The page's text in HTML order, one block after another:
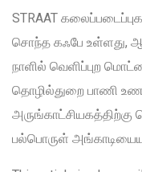
STRAAT
சொந்த கஃபே உள்ளது,
நாளில் வெளிப்புற
தொழில்துறை பாணி
பல்பொருள்